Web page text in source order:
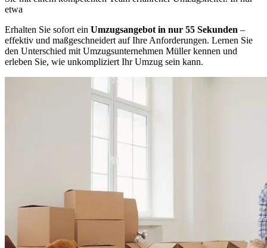
etwa
Erhalten Sie sofort ein Umzugsangebot in nur 55 Sekunden –
effektiv und maßgeschneidert auf Ihre Anforderungen. Lernen Sie
den Unterschied mit Umzugsunternehmen Müller kennen und
erleben Sie, wie unkompliziert Ihr Umzug sein kann.